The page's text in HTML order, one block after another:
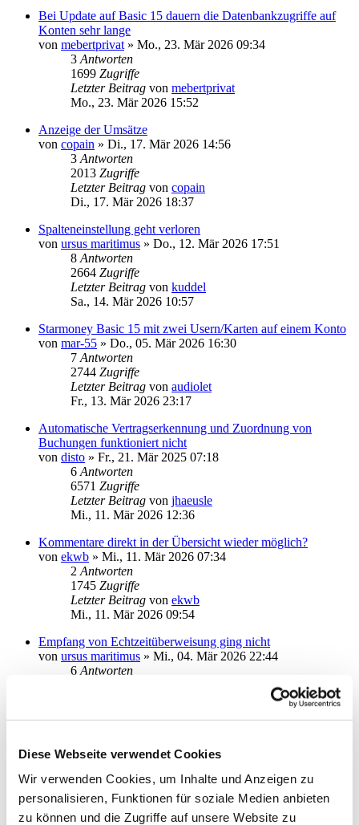
Diese Webseite verwendet Cookies
Wir verwenden Cookies, um Inhalte und Anzeigen zu
personalisieren, Funktionen für soziale Medien anbieten
zu können und die Zugriffe auf unsere Website zu
Bei Update auf Basic 15 dauern die Datenbankzugriffe auf
Konten sehr lange
von mebertprivat » Mo., 23. Mär 2026 09:34
3 Antworten
1699 Zugriffe
Letzter Beitrag von mebertprivat
Mo., 23. Mär 2026 15:52
Anzeige der Umsätze
von copain » Di., 17. Mär 2026 14:56
3 Antworten
2013 Zugriffe
Letzter Beitrag von copain
Di., 17. Mär 2026 18:37
Spalteneinstellung geht verloren
von ursus maritimus » Do., 12. Mär 2026 17:51
8 Antworten
2664 Zugriffe
Letzter Beitrag von kuddel
Sa., 14. Mär 2026 10:57
Starmoney Basic 15 mit zwei Usern/Karten auf einem Konto
von mar-55 » Do., 05. Mär 2026 16:30
7 Antworten
2744 Zugriffe
Letzter Beitrag von audiolet
Fr., 13. Mär 2026 23:17
Automatische Vertragserkennung und Zuordnung von
Buchungen funktioniert nicht
von disto » Fr., 21. Mär 2025 07:18
6 Antworten
6571 Zugriffe
Letzter Beitrag von jhaeusle
Mi., 11. Mär 2026 12:36
Kommentare direkt in der Übersicht wieder möglich?
von ekwb » Mi., 11. Mär 2026 07:34
2 Antworten
1745 Zugriffe
Letzter Beitrag von ekwb
Mi., 11. Mär 2026 09:54
Empfang von Echtzeitüberweisung ging nicht
von ursus maritimus » Mi., 04. Mär 2026 22:44
6 Antworten
vonhalbmond14»Do., 05. Mär 2026 11:14
1829Zugriffe
Letzter Beitragvonhalbmond14
Do., 05. Mär 2026 12:07